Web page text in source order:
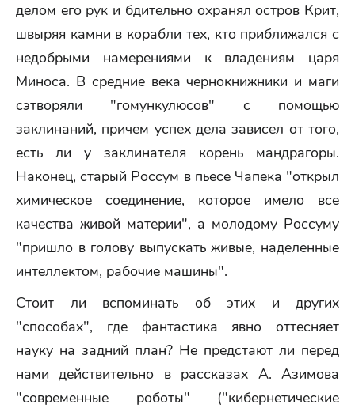
делом его рук и бдительно охранял остров Крит,
швыряя камни в корабли тех, кто приближался с
недобрыми намерениями к владениям царя
Миноса. В средние века чернокнижники и маги
сэтворяли "гомункулюсов" с помощью
заклинаний, причем успех дела зависел от того,
есть ли у заклинателя корень мандрагоры.
Наконец, старый Россум в пьесе Чапека "открыл
химическое соединение, которое имело все
качества живой материи", а молодому Россуму
"пришло в голову выпускать живые, наделенные
интеллектом, рабочие машины".
Стоит ли вспоминать об этих и других
"способах", где фантастика явно оттесняет
науку на задний план? Не предстают ли перед
нами действительно в рассказах А. Азимова
"современные роботы" ("кибернетические